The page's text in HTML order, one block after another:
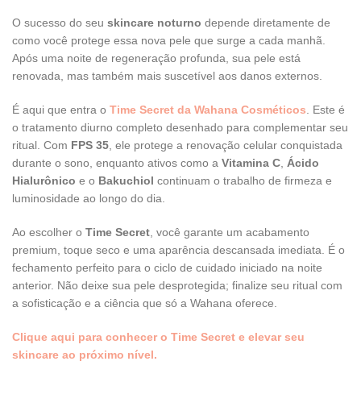
O sucesso do seu skincare noturno depende diretamente de
como você protege essa nova pele que surge a cada manhã.
Após uma noite de regeneração profunda, sua pele está
renovada, mas também mais suscetível aos danos externos.
É aqui que entra o Time Secret da Wahana Cosméticos . Este é
o tratamento diurno completo desenhado para complementar seu
ritual. Com FPS 35 , ele protege a renovação celular conquistada
durante o sono, enquanto ativos como a Vitamina C Ácido
Hialurônico e o Bakuchiol continuam o trabalho de firmeza e
luminosidade ao longo do dia.
Ao escolher o Time Secret , você garante um acabamento
premium, toque seco e uma aparência descansada imediata. É o
fechamento perfeito para o ciclo de cuidado iniciado na noite
anterior. Não deixe sua pele desprotegida; finalize seu ritual com
a sofisticação e a ciência que só a Wahana oferece.
Clique aqui para conhecer o Time Secret e elevar seu
skincare ao próximo nível.